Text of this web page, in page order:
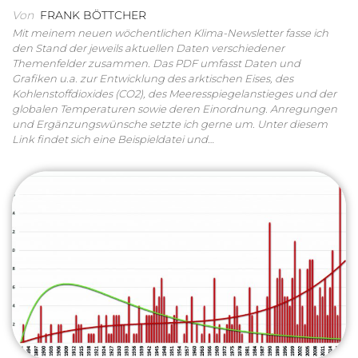
Von FRANK BÖTTCHER
Mit meinem neuen wöchentlichen Klima-Newsletter fasse ich
den Stand der jeweils aktuellen Daten verschiedener
Themenfelder zusammen. Das PDF umfasst Daten und
Grafiken u.a. zur Entwicklung des arktischen Eises, des
Kohlenstoffdioxides (CO2), des Meeresspiegelanstieges und der
globalen Temperaturen sowie deren Einordnung. Anregungen
und Ergänzungswünsche setzte ich gerne um. Unter diesem
Link findet sich eine Beispieldatei und…